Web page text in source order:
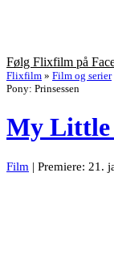
Følg Flixfilm på
Flixfilm » Film og serier
Pony: Prinsessen
My Little
Film | Premiere: 21.